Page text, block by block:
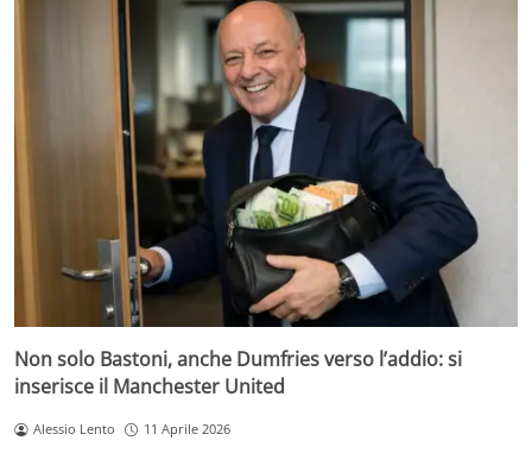
Non solo Bastoni, anche Dumfries verso l’addio: si
inserisce il Manchester United
Alessio Lento 11 Aprile 2026